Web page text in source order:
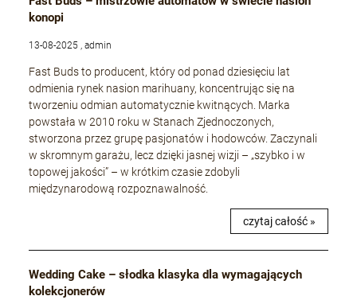
konopi
13-08-2025 , admin
Fast Buds to producent, który od ponad dziesięciu lat
odmienia rynek nasion marihuany, koncentrując się na
tworzeniu odmian automatycznie kwitnących. Marka
powstała w 2010 roku w Stanach Zjednoczonych,
stworzona przez grupę pasjonatów i hodowców. Zaczynali
w skromnym garażu, lecz dzięki jasnej wizji – „szybko i w
topowej jakości” – w krótkim czasie zdobyli
międzynarodową rozpoznawalność.
czytaj całość »
Wedding Cake – słodka klasyka dla wymagających
kolekcjonerów